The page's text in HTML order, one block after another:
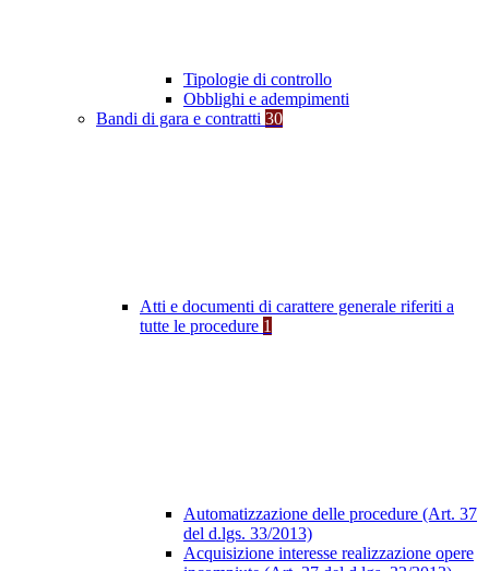
Tipologie di controllo
Obblighi e adempimenti
Bandi di gara e contratti 30
Atti e documenti di carattere generale riferiti a
tutte le procedure 1
Automatizzazione delle procedure (Art. 37
del d.lgs. 33/2013)
Acquisizione interesse realizzazione opere